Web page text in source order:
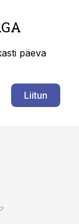
päeva
Liitun